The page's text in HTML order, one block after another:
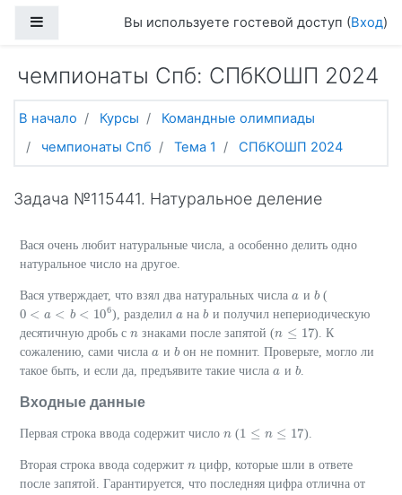
Боковая панельВы используете гостевой доступ (Вход)
чемпионаты Спб: СПбКОШП 2024
В начало Курсы
Командные олимпиады
чемпионаты Спб
Тема 1 СПбКОШП 2024
Задача №115441. Натуральное деление
Вася очень любит натуральные числа, а особенно делить одно
натуральное число на другое.
Вася утверждает, что взял два натуральных числа a
a и b
b(
0 < a < b < 106
0 <a <b <106 ), разделил a
a наb
b и получил непериодическую
десятичную дробь с n
n знаками после запятой (n ≤ 17
n≤17
). К
сожалению, сами числа a
a и b
bон не помнит. Проверьте, могло ли
такое быть, и если да, предъявите такие числа a
a и b
b.
Входные данные
Первая строка ввода содержит число n
n (1 ≤ n ≤ 17
1 ≤n ≤17 ).
Вторая строка ввода содержит n
n цифр, которые шли в ответе
после запятой. Гарантируется, что последняя цифра отлична от